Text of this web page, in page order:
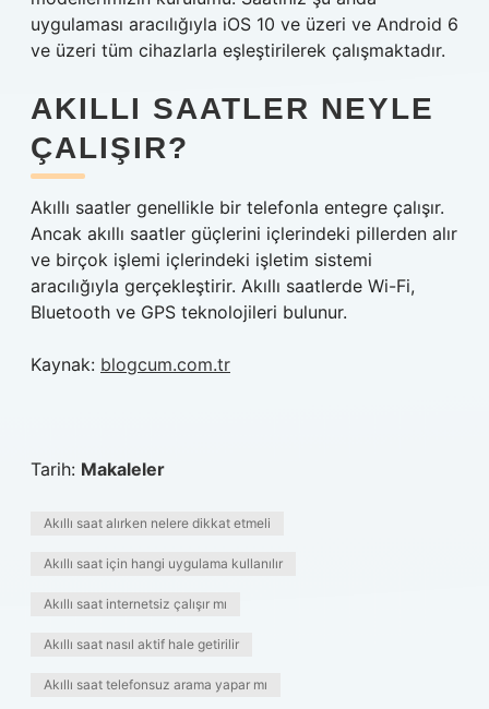
uygulaması aracılığıyla iOS 10 ve üzeri ve Android 6
ve üzeri tüm cihazlarla eşleştirilerek çalışmaktadır.
AKILLI SAATLER NEYLE
ÇALIŞIR?
Akıllı saatler genellikle bir telefonla entegre çalışır.
Ancak akıllı saatler güçlerini içlerindeki pillerden alır
ve birçok işlemi içlerindeki işletim sistemi
aracılığıyla gerçekleştirir. Akıllı saatlerde Wi-Fi,
Bluetooth ve GPS teknolojileri bulunur.
Kaynak: blogcum.com.tr
Tarih: Makaleler
Akıllı saat alırken nelere dikkat etmeli
Akıllı saat için hangi uygulama kullanılır
Akıllı saat internetsiz çalışır mı
Akıllı saat nasıl aktif hale getirilir
Akıllı saat telefonsuz arama yapar mı